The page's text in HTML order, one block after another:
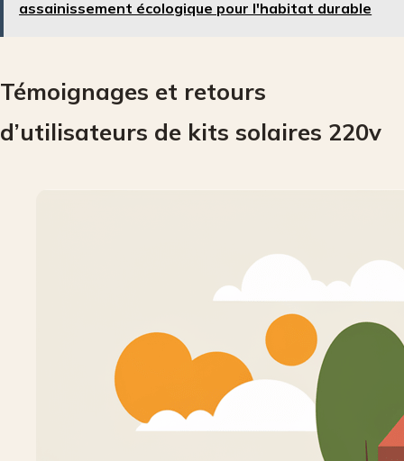
assainissement écologique pour l'habitat durable
Témoignages et retours
d’utilisateurs de kits solaires 220v